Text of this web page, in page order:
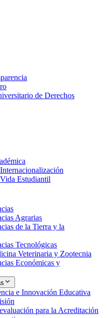
de Derechos
Estudiantil
Agrarias
de la Tierra y la
Tecnológicas
Veterinaria y Zootecnia
Económicas y
e Innovación Educativa
para la Acreditación